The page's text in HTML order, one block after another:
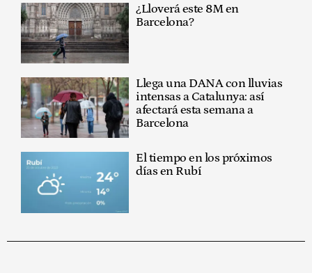
¿Lloverá este 8M en
Barcelona?
Llega una DANA con lluvias
intensas a Catalunya: así
afectará esta semana a
Barcelona
El tiempo en los próximos
días en Rubí